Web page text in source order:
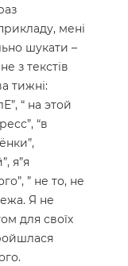
мені
шукати –
з текстів
тижні:
“ на этой
“в
я”я
” не то, не
Я не
для своїх